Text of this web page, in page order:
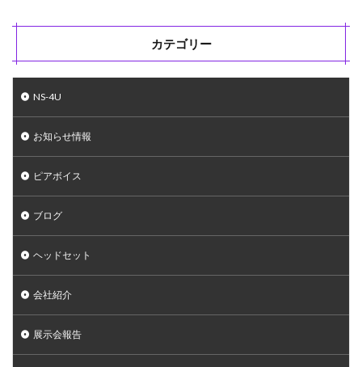
カテゴリー
NS-4U
お知らせ情報
ピアボイス
ブログ
ヘッドセット
会社紹介
展示会報告